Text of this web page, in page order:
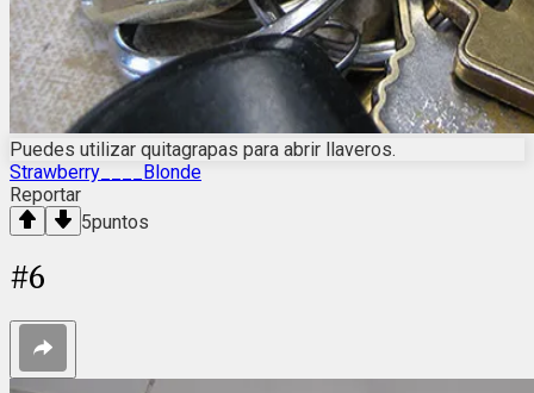
Puedes utilizar quitagrapas para abrir llaveros.
Strawberry____Blonde
Reportar
5puntos
#6